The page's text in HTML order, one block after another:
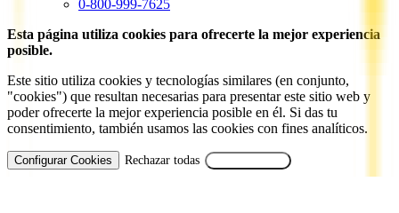
0-800-999-7625
Esta página utiliza cookies para ofrecerte la mejor experiencia
posible.
Este sitio utiliza cookies y tecnologías similares (en conjunto,
"cookies") que resultan necesarias para presentar este sitio web y
poder ofrecerte la mejor experiencia posible en él. Si das tu
consentimiento, también usamos las cookies con fines analíticos.
Configurar Cookies Rechazar todas